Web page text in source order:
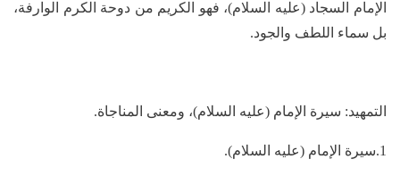
الإمام السجاد (عليه السلام)، فهو الكريم من دوحة الكرم الوارفة،
بل سماء اللطف والجود.
التمهيد: سيرة الإمام (عليه السلام)، ومعنى المناجاة.
1.سيرة الإمام (عليه السلام).